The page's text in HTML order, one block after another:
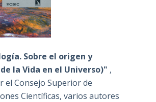
Sobre el origen y
la Vida en el Universo)" ,
el Consejo Superior de
Científicas, varios autores